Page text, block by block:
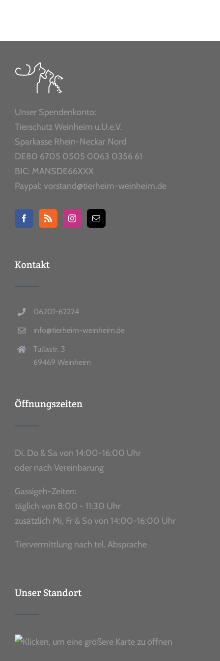
Unser Spendenkonto:
Tierschutz Weinheim u.U.e.V.
Sparkasse Rhein-Neckar Nord
DE80 6705 0505 0063 0356 61
BIC: MANSDE66XXX
Paypal: vorstand@tierheim-weinheim.de
Kontakt
06201-62224
info@tierheim-weinheim.de
Tullastr. 3
69469 Weinheim
Öffnungszeiten
Di, Do & Sa von 14:00-16:00 Uhr
oder nach Vereinbarung
Gassigeh-Zeiten:
täglich von 8:00 - 11:30 Uhr
zusätzlich Mi, Fr & So von 14:00-16:00 Uhr
Tiervermittlung nach tel. Absprache
Unser Standort